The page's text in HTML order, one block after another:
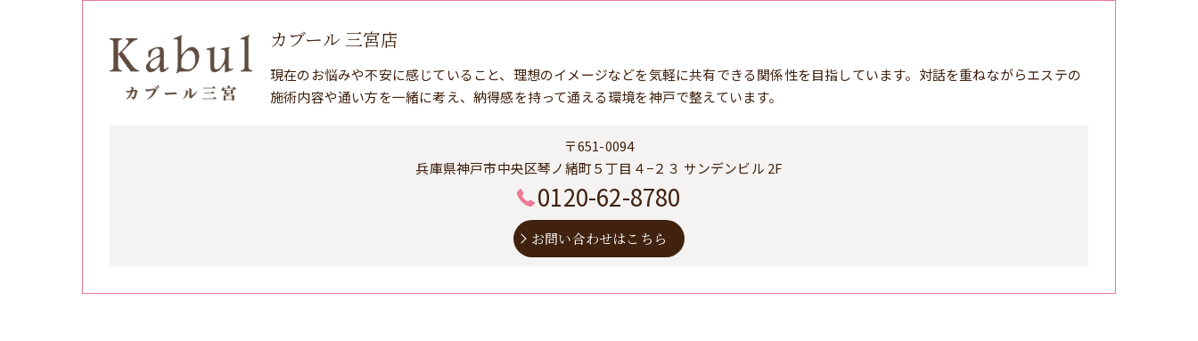
カブール 三宮店
現在のお悩みや不安に感じていること、理想のイメージなどを気軽に共有できる関係性を目指しています。対話を重ねながらエステの
施術内容や通い方を一緒に考え、納得感を持って通える環境を神戸で整えています。
〒651-0094
兵庫県神戸市中央区琴ノ緒町５丁目４−２３ サンデンビル 2F
0120-62-8780
お問い合わせはこちら